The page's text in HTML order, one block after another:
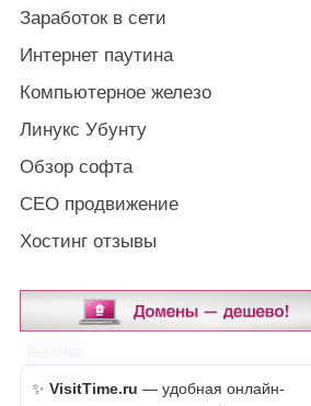
Заработок в сети
Интернет паутина
Компьютерное железо
Линукс Убунту
Обзор софта
СЕО продвижение
Хостинг отзывы
✨ VisitTime.ru — удобная онлайн-